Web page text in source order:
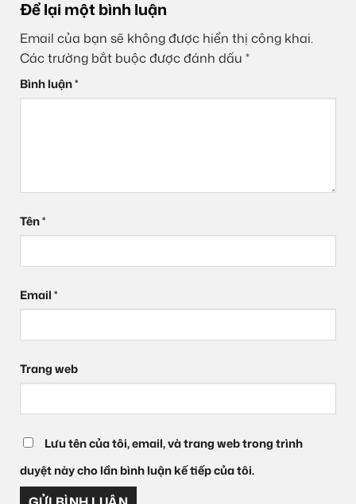
Để lại một bình luận
Email của bạn sẽ không được hiển thị công khai.
Các trường bắt buộc được đánh dấu *
Bình luận*
Tên*
Email*
Trang web
Lưu tên của tôi, email, và trang web trong trình
duyệt này cho lần bình luận kế tiếp của tôi.